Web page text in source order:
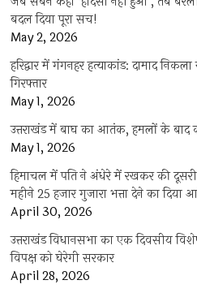
बदल दिया पूरा सच!
May 2, 2026
हरिद्वार में गंगनहर हत्याकांड: दामाद
गिरफ्तार
May 1, 2026
उत्तराखंड में बाघ का आतंक, हमलों के बाद
May 1, 2026
हिमाचल में पति ने अंधेरे में रखकर की दूसरी
महीने 25 हजार गुजारा भत्ता देने का दिया
April 30, 2026
उत्तराखंड विधानसभा का एक दिवसीय
विपक्ष को घेरेगी सरकार
April 28, 2026